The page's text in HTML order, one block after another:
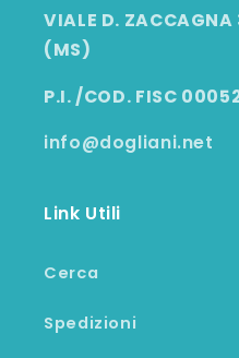
VIALE D.
(MS)
P.I. /COD. FISC
info@dogliani.net
Link Utili
Cerca
Spedizioni